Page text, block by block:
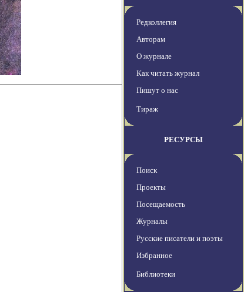
Редколлегия
Авторам
О журнале
Как читать журнал
Пишут о нас
Тираж
РЕСУРСЫ
Поиск
Проекты
Посещаемость
Журналы
Русские писатели и поэты
Избранное
Библиотеки